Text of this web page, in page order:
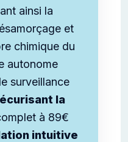
ainsi la
et
chimique du
autonome
surveillance
la
à 89€
intuitive